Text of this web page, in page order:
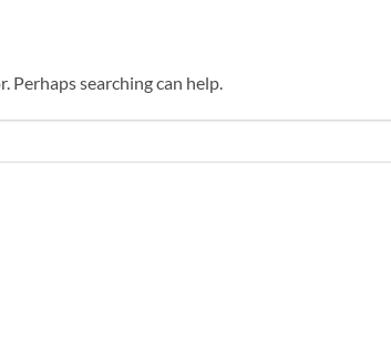
Perhaps searching can help.